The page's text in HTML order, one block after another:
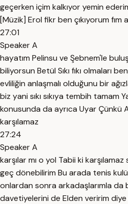
geçerken içim kalkıyor yemin
[Müzik] Erol fikr ben çıkıyorum fım
27:01
Speaker A
hayatım Pelinsu ve Şebnem'le
biliyorsun Betül Sıkı fıkı olmaları
evliliğin anlaşmalı olduğunu bir
biz yani sıkı sıkıya tembih tamam
konusunda da ayrıca Uyar Çünkü
karşılamaz
27:24
Speaker A
karşılar mı o yol Tabii ki
geç dönebilirim Bu arada tenis
onlardan sonra arkadaşlarımla da
davetiyelerini de Elden veririm